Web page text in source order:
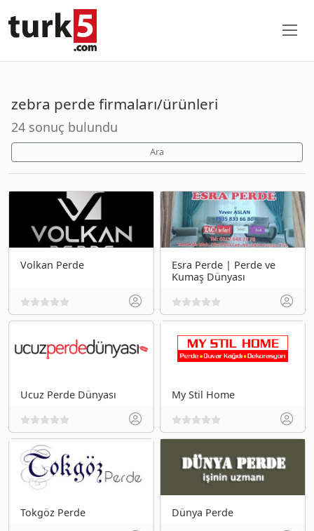
zebra perde firmaları/ürünleri
24 sonuç bulundu
Ara
Volkan Perde
Esra Perde | Perde ve
Kumaş Dünyası
Ucuz Perde Dünyası My Stil Home
Tokgöz Perde Dünya Perde